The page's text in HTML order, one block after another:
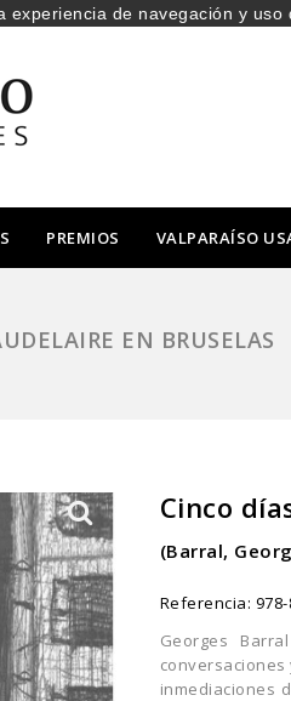
PREMIOS VALPARAÍSO
EN BRUSELAS
Cinco
(Barral,
Referencia:
Georges
inmediaciones
de navegación y